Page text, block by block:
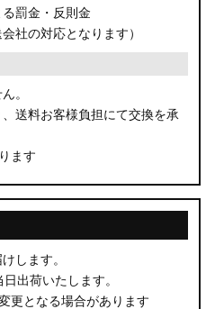
罰金・反則金
社の対応となります）
。
送料お客様負担にて交換を承
ます
します。
出荷いたします。
更となる場合があります